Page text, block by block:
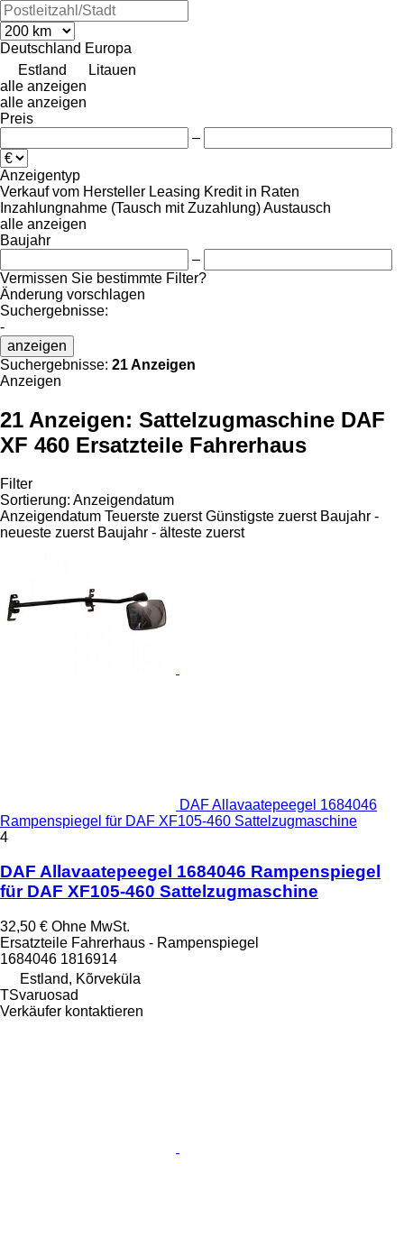
Deutschland Europa
Estland
Litauen
alle anzeigen
alle anzeigen
Preis
–
Anzeigentyp
Verkauf vom Hersteller Leasing Kredit in Raten
Inzahlungnahme (Tausch mit Zuzahlung)Austausch
alle anzeigen
Baujahr
–
Vermissen Sie bestimmte Filter?
Änderung vorschlagen
Suchergebnisse:
-
anzeigen
Suchergebnisse: 21 Anzeigen
Anzeigen
21 Anzeigen: Sattelzugmaschine DAF
XF 460 Ersatzteile Fahrerhaus
Filter
Sortierung: Anzeigendatum
Anzeigendatum Teuerste zuerst Günstigste zuerst Baujahr -
neueste zuerst Baujahr - älteste zuerst
DAF Allavaatepeegel 1684046
Rampenspiegel für DAF XF105-460 Sattelzugmaschine
4
DAF Allavaatepeegel 1684046 Rampenspiegel
für DAF XF105-460 Sattelzugmaschine
32,50 € Ohne MwSt.
Ersatzteile Fahrerhaus - Rampenspiegel
1684046 1816914
Estland, Kõrveküla
TSvaruosad
Verkäufer kontaktieren